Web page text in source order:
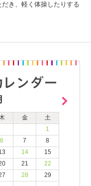
き、軽く体操したりする
金
土
1
6 7
8
14
15
21
22
28
29